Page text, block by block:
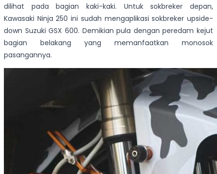
dilihat pada bagian kaki-kaki. Untuk sokbreker depan,
Kawasaki Ninja 250 ini sudah mengaplikasi sokbreker upside-
down Suzuki GSX 600. Demikian pula dengan peredam kejut
bagian belakang yang memanfaatkan monosok
pasangannya.